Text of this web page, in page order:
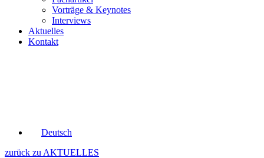
Vorträge & Keynotes
Interviews
Aktuelles
Kontakt
Deutsch
zurück zu AKTUELLES